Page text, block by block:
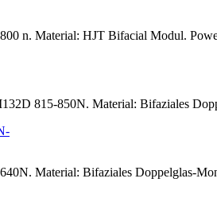
n. Material: HJT Bifacial Modul.
815-850N. Material: Bifaziales
Material: Bifaziales Doppelglas-